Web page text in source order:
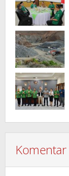
Komentar